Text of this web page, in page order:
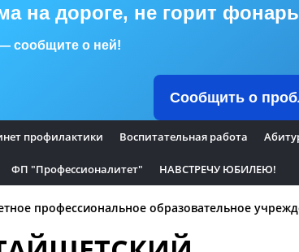
на дороге, не горит
сообщите о ней!
Сообщить о
профилактики Воспитательная работа
ФП "Профессионалитет" НАВСТРЕЧУ ЮБИЛЕЮ!
профессиональное образовательное